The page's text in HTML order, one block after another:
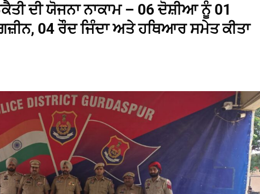
ਦੀ ਯੋਜਨਾ ਨਾਕਾਮ – 06 ਦੋਸ਼ੀਆ ਨੂੰ 01
04 ਰੌਦ ਜਿੰਦਾ ਅਤੇ ਹਥਿਆਰ ਸਮੇਤ ਕੀਤਾ